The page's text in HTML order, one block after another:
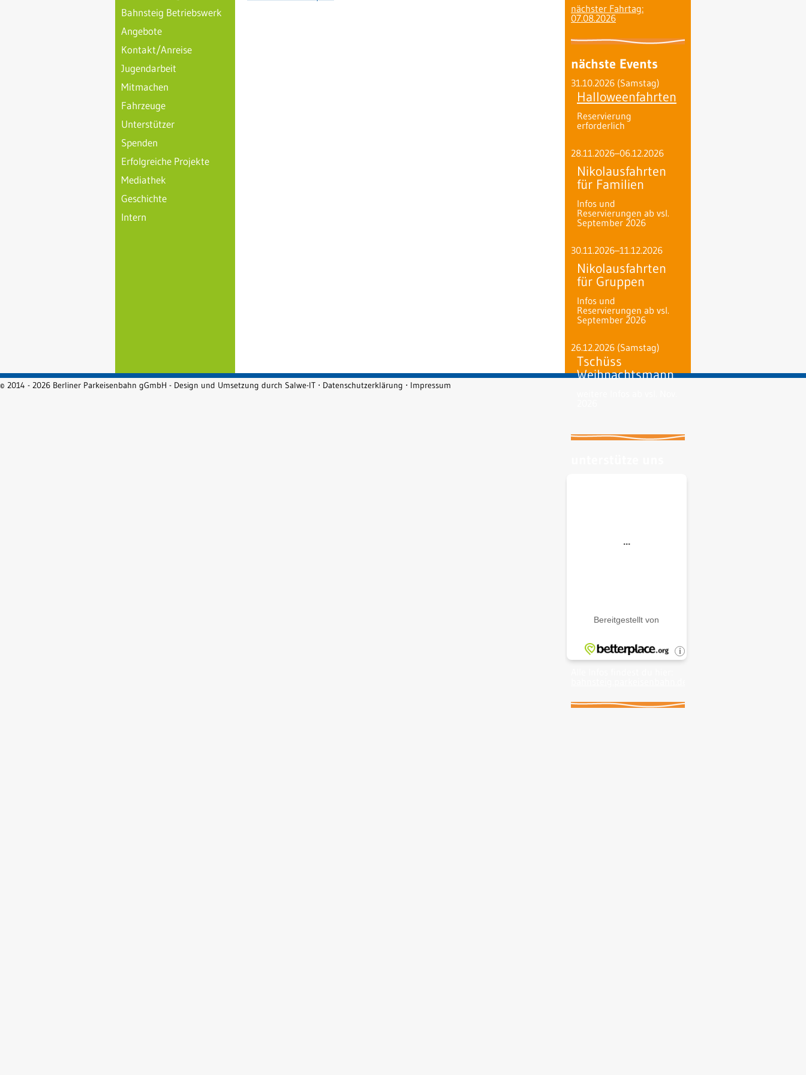
Bahnsteig Betriebswerk
Angebote
Kontakt/Anreise
Jugendarbeit
Mitmachen
Fahrzeuge
Unterstützer
Spenden
Erfolgreiche Projekte
Mediathek
Geschichte
Intern
nächster Fahrtag:
07.08.2026
nächste Events
31.10.2026 (Samstag)
Halloweenfahrten
Reservierung
erforderlich
28.11.2026–06.12.2026
Nikolausfahrten
für Familien
Infos und
Reservierungen ab vsl.
September 2026
30.11.2026–11.12.2026
Nikolausfahrten
für Gruppen
Infos und
Reservierungen ab vsl.
September 2026
26.12.2026 (Samstag)
Tschüss
Weihnachtsmann
© 2014 - 2026 Berliner Parkeisenbahn gGmbH - Design und Umsetzung durch Salwe-IT ⋅ Datenschutzerklärung ⋅ Impressum